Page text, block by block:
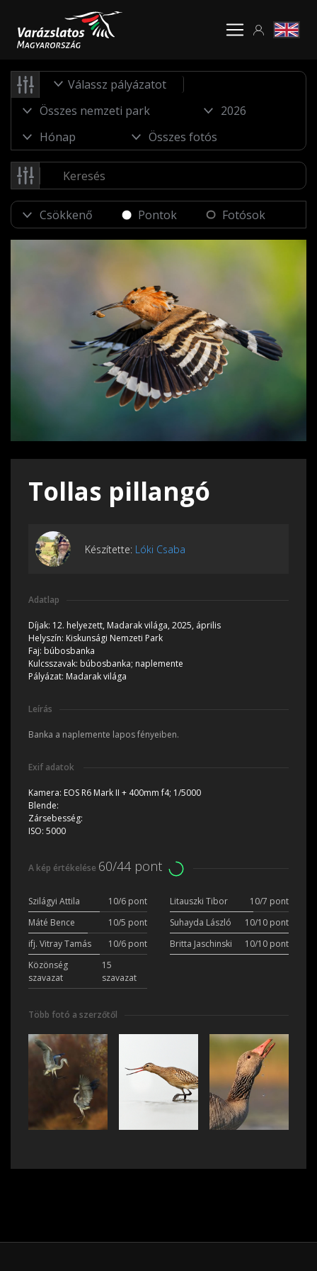
Válassz pályázatot
Pontok Fotósok
Tollas pillangó
Készítette: Lóki Csaba
Adatlap
Díjak: 12. helyezett, Madarak világa, 2025, április
Helyszín: Kiskunsági Nemzeti Park
Faj: búbosbanka
Kulcsszavak: búbosbanka; naplemente
Pályázat: Madarak világa
Leírás
Banka a naplemente lapos fényeiben.
Exif adatok
Kamera: EOS R6 Mark II + 400mm f4; 1/5000
Blende:
Zársebesség:
ISO: 5000
A kép értékelése 60/44 pont
Szilágyi Attila 10/6 pont Litauszki Tibor
10/7 pont
Máté Bence
10/5 pont Suhayda László
10/10 pont
ifj. Vitray Tamás
10/6 pont Britta Jaschinski
10/10 pont
Közönség
szavazat
15
szavazat
Több fotó a szerzőtől